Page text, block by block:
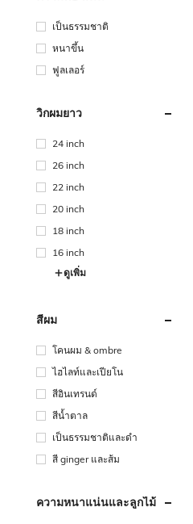
เป็นธรรมชาติ
หนาขึ้น
ฟูลเลอร์
วิกผมยาว
24 inch
26 inch
22 inch
20 inch
18 inch
16 inch
ดูเพิ่ม
สีผม
โคนผม & ombre
ไฮไลท์และเปียโน
สีอินเทรนด์
สีน้ำตาล
เป็นธรรมชาติและดำ
สี ginger และส้ม
ความหนาแน่นและลูกไม้